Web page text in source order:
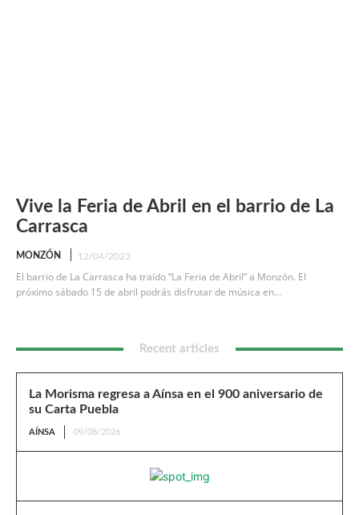
Vive la Feria de Abril en el barrio de La
Carrasca
MONZÓN 12/04/2023
El barrio de La Carrasca ha traído “La Feria de Abril” a Monzón. El
próximo sábado 15 de abril podrás disfrutar de música en...
Recent articles
La Morisma regresa a Aínsa en el 900 aniversario de
su Carta Puebla
AÍNSA 09/08/2026